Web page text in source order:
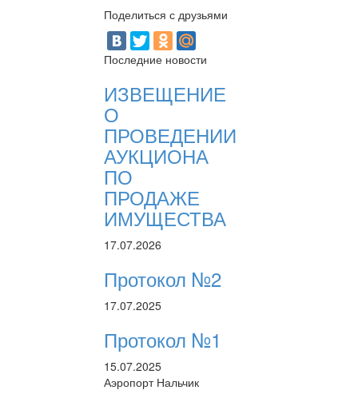
Поделиться с друзьями
Последние новости
ИЗВЕЩЕНИЕ
О
ПРОВЕДЕНИИ
АУКЦИОНА
ПО
ПРОДАЖЕ
ИМУЩЕСТВА
17.07.2026
Протокол №2
17.07.2025
Протокол №1
15.07.2025
Аэропорт Нальчик